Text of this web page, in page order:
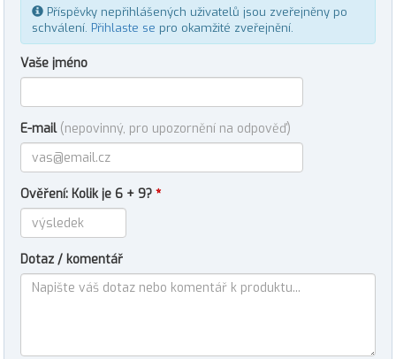
Příspěvky nepřihlášených uživatelů jsou zveřejněny po
schválení. Přihlaste se pro okamžité zveřejnění.
Vaše jméno
E-mail (nepovinný, pro upozornění na odpověď)
Ověření: Kolik je 6 + 9? *
Dotaz / komentář